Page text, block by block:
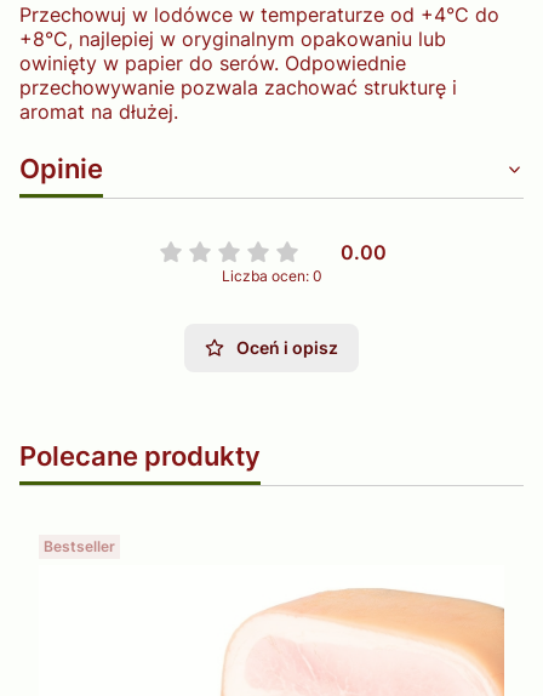
Przechowuj w lodówce w temperaturze od +4°C do
+8°C, najlepiej w oryginalnym opakowaniu lub
owinięty w papier do serów. Odpowiednie
przechowywanie pozwala zachować strukturę i
aromat na dłużej.
Opinie
0.00
Liczba ocen: 0
Oceń i opisz
Polecane produkty
Bestseller